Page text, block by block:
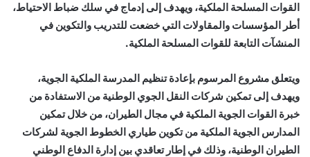
القوات المسلحة الملكية، ويهدف إلى إدماج في سلك ضباط الاحتياط،
أطر المؤسسات والمقاولات التي خضعت للتدريب والتكوين في
المنشآت التابعة للقوات المسلحة الملكية.
ويتعلق مشروع المرسوم بإعادة تنظيم المدرسة الملكية الجوية،
ويهدف إلى تمكين شركات النقل الجوي الوطنية من الاستفادة من
خبرة القوات الجوية الملكية في مجال الطيران، من خلال تمكين
المدارس الجوية الملكية من تكوين طياري الخطوط الجوية لشركات
الطيران الوطنية، وذلك في إطار تعاقدي بين إدارة الدفاع الوطني